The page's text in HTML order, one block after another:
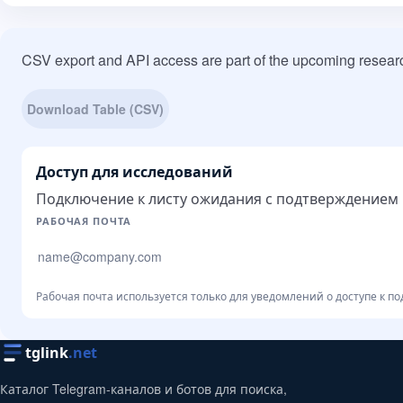
CSV export and API access are part of the upcoming
Download Table (CSV)
Доступ для исследований
Подключение к листу ожидания с подтверждением
Сайт компании
РАБОЧАЯ ПОЧТА
Рабочая почта используется только для уведомлений о доступе к
tglink.net
Каталог Telegram-каналов и ботов для поиска,